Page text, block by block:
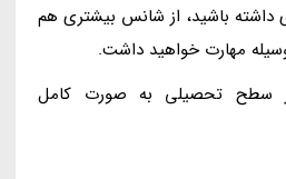
داشته باشید، از شانس بیشتری هم
وسیله مهارت خواهید داشت.
سطح تحصیلی به صورت کامل